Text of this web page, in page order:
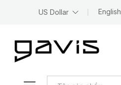
US Dollar English